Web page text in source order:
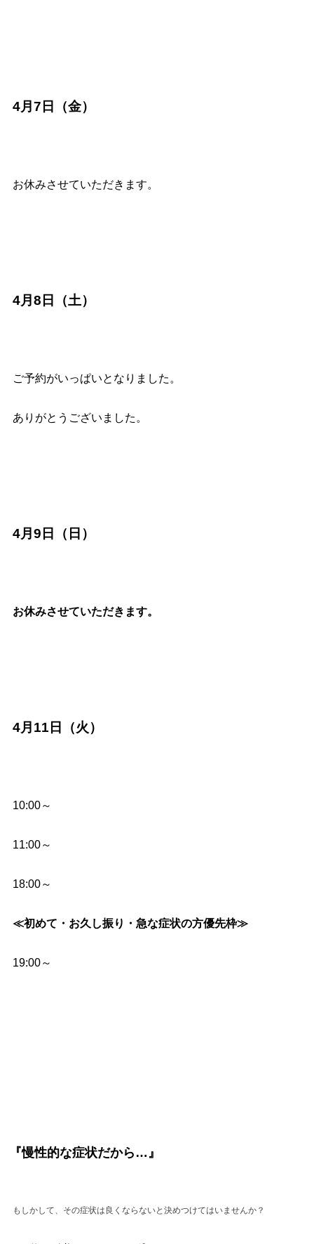
4月7日（金）
お休みさせていただきます。
4月8日（土）
ご予約がいっぱいとなりました。
ありがとうございました。
4月9日（日）
お休みさせていただきます。
4月11日（火）
10:00～
11:00～
18:00～
≪初めて・お久し振り・急な症状の方優先枠≫
19:00～
『慢性的な症状だから…』
もしかして、その症状は良くならないと決めつけてはいませんか？